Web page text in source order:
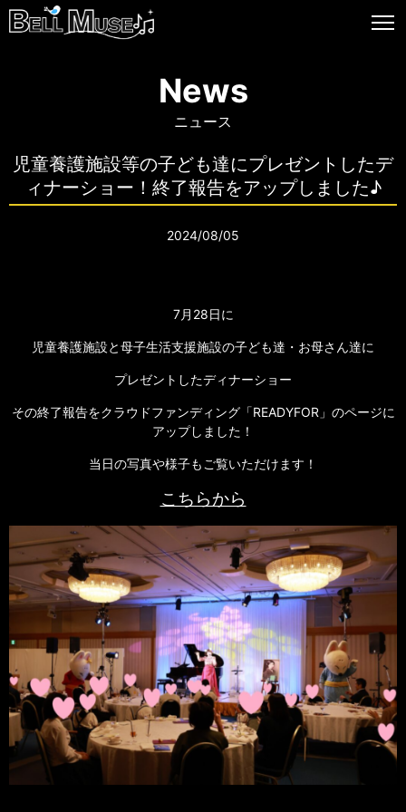
News
ニュース
児童養護施設等の子ども達にプレゼントしたデ
ィナーショー！終了報告をアップしました♪
2024/08/05
7月28日に
児童養護施設と母子生活支援施設の子ども達・お母さん達に
プレゼントしたディナーショー
その終了報告をクラウドファンディング「READYFOR」のページに
アップしました！
当日の写真や様子もご覧いただけます！
こちらから